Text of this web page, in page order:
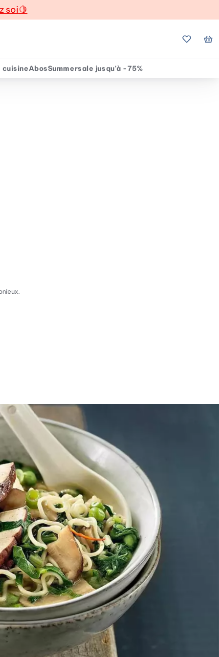
soi🍋
Mes
cuisineAbosSummersale jusqu'à -75%